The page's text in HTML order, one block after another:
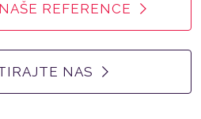
REFERENCE
NAS